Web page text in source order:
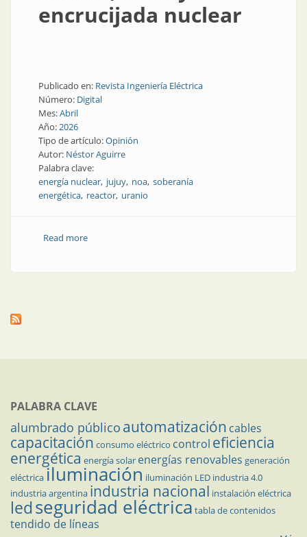
encrucijada nuclear
Publicado en: Revista Ingeniería Eléctrica
Número: Digital
Mes:Abril
Año:2026
Tipo de artículo:Opinión
Autor: Néstor Aguirre
Palabra clave:
energía nuclear jujuy noa soberanía
energética reactor uranio
Read moreabout CAREM, torio y la encrucijada nuclear
PALABRA CLAVE
alumbrado público automatización cables
capacitación consumo eléctrico control eficiencia
energética energía solar energías renovables generación
eléctricailuminación iluminación LED industria 4.0
industria argentina industria nacional instalación eléctrica
ledseguridad eléctrica tabla de contenidos
tendido de líneas